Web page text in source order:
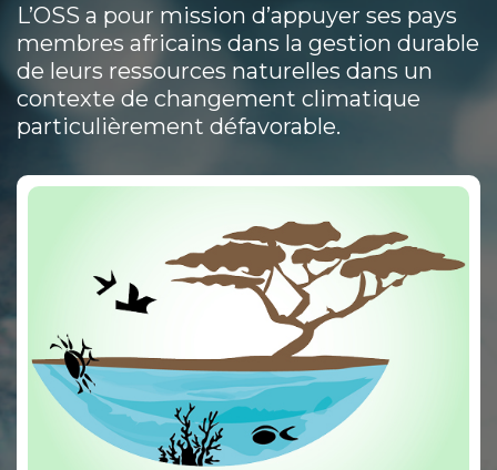
L’OSS a pour mission d’appuyer ses pays
membres africains dans la gestion durable
de leurs ressources naturelles dans un
contexte de changement climatique
particulièrement défavorable.